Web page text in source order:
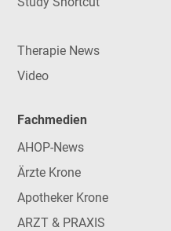
Therapie News
Video
Fachmedien
AHOP-News
Ärzte Krone
Apotheker Krone
ARZT & PRAXIS